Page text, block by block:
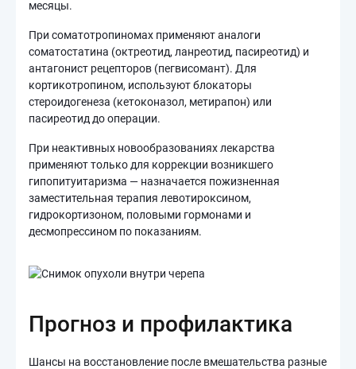
месяцы.
При соматотропиномах применяют аналоги
соматостатина (октреотид, ланреотид, пасиреотид) и
антагонист рецепторов (пегвисомант). Для
кортикотропином, используют блокаторы
стероидогенеза (кетоконазол, метирапон) или
пасиреотид до операции.
При неактивных новообразованиях лекарства
применяют только для коррекции возникшего
гипопитуитаризма — назначается пожизненная
заместительная терапия левотироксином,
гидрокортизоном, половыми гормонами и
десмопрессином по показаниям.
Прогноз и профилактика
Шансы на восстановление после вмешательства разные